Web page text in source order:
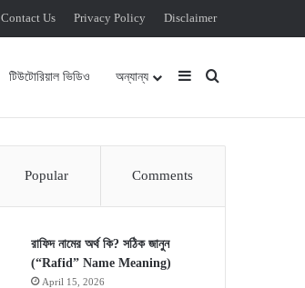
Contact Us Privacy Policy Disclaimer
টিউটোরিয়াল ভিডিও অন্যান্য Sidebar
Popular Comments
রাফিদ নামের অর্থ কি? সঠিক জানুন
(“Rafid” Name Meaning)
April 15, 2026